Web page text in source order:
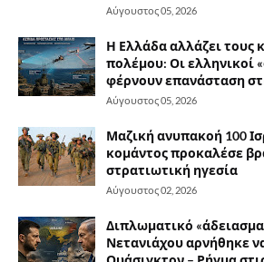
Αύγουστος 05, 2026
Η Ελλάδα αλλάζει τους
πολέμου: Οι ελληνικοί
φέρνουν επανάσταση
Αύγουστος 05, 2026
Μαζική ανυπακοή 100
κομάντος προκαλέσε
στρατιωτική ηγεσία
Αύγουστος 02, 2026
Διπλωματικό
Νετανιάχου αρνήθηκε